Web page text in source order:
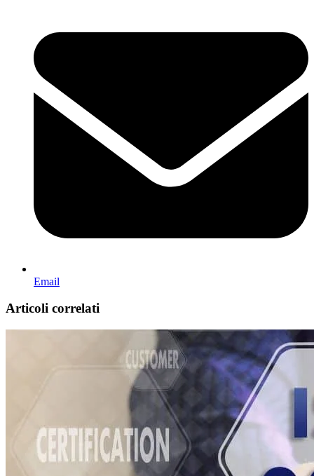
Email
Articoli correlati